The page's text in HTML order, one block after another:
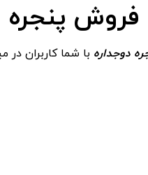
دوجداره با شما کاربران